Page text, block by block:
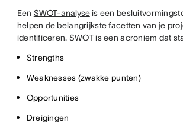
Een SWOT-analyseis een
helpen de belangrijkste facetten van je
identificeren. SWOT is een acroniem dat
Strengths
Weaknesses (zwakke punten)
Opportunities
Dreigingen